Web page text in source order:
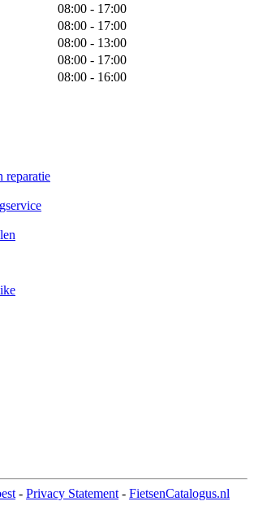
08:00 - 17:00
08:00 - 17:00
08:00 - 13:00
08:00 - 17:00
08:00 - 16:00
reparatie
- Privacy Statement - FietsenCatalogus.nl